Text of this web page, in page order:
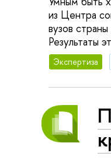
из Центра
вузов
Результаты
Экспертиза